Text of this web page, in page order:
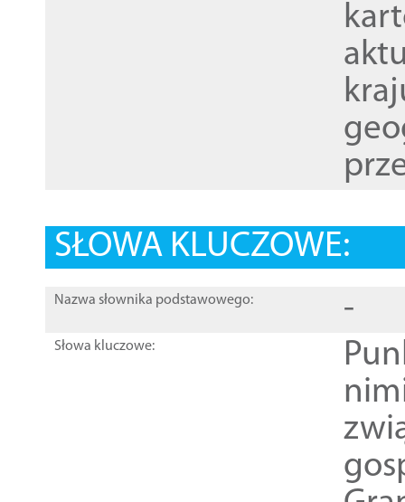
SŁOWA KLUCZOWE:
Nazwa słownika podstawowego: -
Słowa kluczowe: